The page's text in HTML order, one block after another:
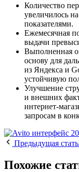
Количество
увеличилось
показателями.
Ежемесячная
выдачи
Выполненная
основу для
из Яндекса и
устойчивую
Улучшение
и внешних
интернет-
запросам в
Предыдущая
Похожие